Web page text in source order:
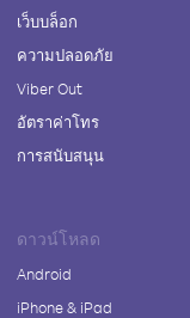
เว็บบล็อก
ความปลอดภัย
Viber Out
อัตราค่าโทร
การสนับสนุน
ดาวน์โหลด
Android
iPhone & iPad